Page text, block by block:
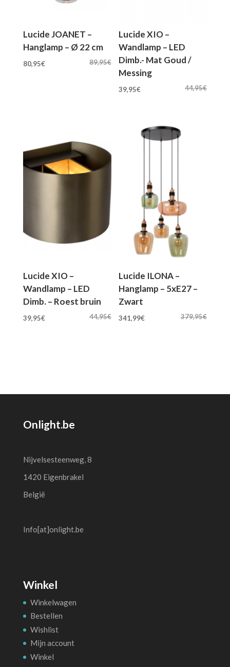
Lucide JOANET –
Hanglamp – Ø 22 cm
89,95€
Oorspronkelijke
80,95€Huidige
Lucide XIO –
Wandlamp – LED
Dimb.- Mat Goud /
Messing
44,95€
Oorspronkelijke
44,95€.
39,95€
39,95€.
Lucide XIO –
Wandlamp – LED
Dimb. – Roest bruin
44,95€
Oorspronkelijke
39,95€Huidige
Lucide ILONA –
Hanglamp – 5xE27 –
Zwart
379,95€
Oorspronkelijke
341,99€
Onlight.be
Nijvelsesteenweg, 8
1420 Eigenbrakel
België
Info[at]onlight.be
Winkel
Winkelwagen
Bestellen
Wishlist
Mijn account
Winkel